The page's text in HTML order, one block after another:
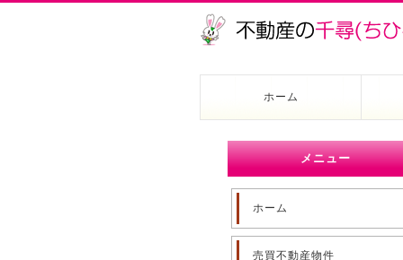
ホーム
メニュー
ホーム
売買不動産物件